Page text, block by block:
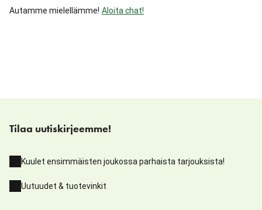
Autamme mielellämme! Aloita chat!
Tilaa uutiskirjeemme!
Kuulet ensimmäisten joukossa parhaista tarjouksista!
Uutuudet & tuotevinkit